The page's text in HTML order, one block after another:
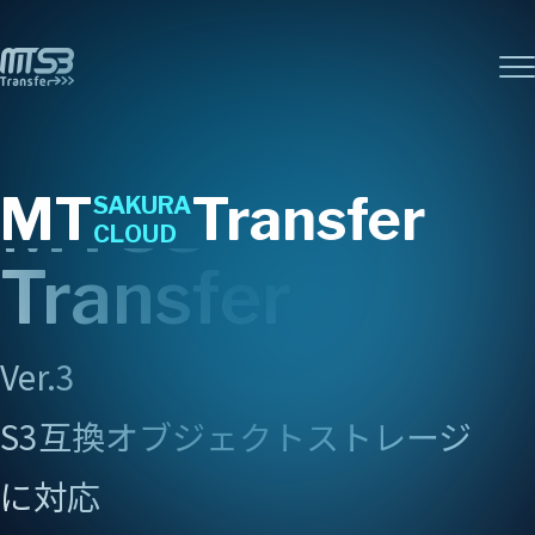
サービス概要
FAQ
よくある質問
Document
Blog
ブログ
お問い合わせ
MTSAKURA
CLOUD
Transfer
MTS3
Transfer
Ver.3
S3互換オブジェクトストレージ
に対応